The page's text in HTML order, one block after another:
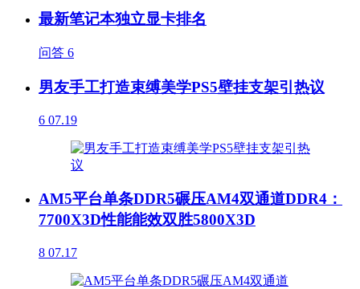
最新笔记本独立显卡排名
问答 6
男友手工打造束缚美学PS5壁挂支架引热议
6 07.19
AM5平台单条DDR5碾压AM4双通道DDR4：
7700X3D性能能效双胜5800X3D
8 07.17